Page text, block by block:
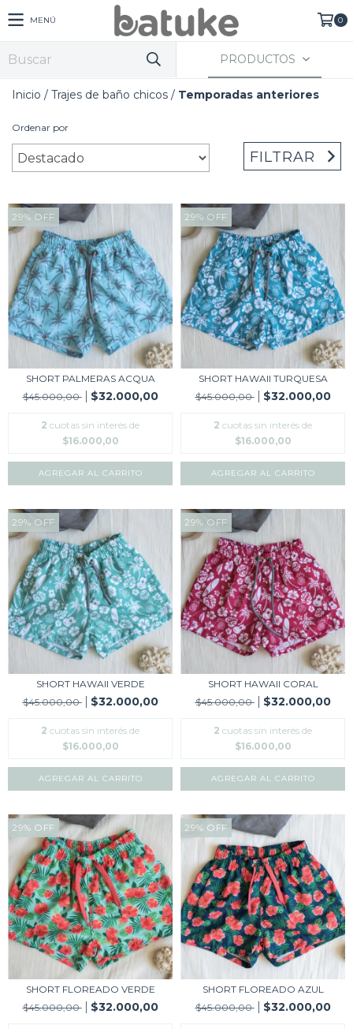
MENÚ 0
PRODUCTOS
Inicio / Trajes de baño chicos / Temporadas anteriores
Ordenar por
FILTRAR
29% OFF
SHORT PALMERAS ACQUA
$45.000,00
$32.000,00
2 cuotas sin interés de
$16.000,00
AGREGAR AL CARRITO
29% OFF
SHORT HAWAII TURQUESA
$45.000,00
$32.000,00
2 cuotas sin interés de
$16.000,00
AGREGAR AL CARRITO
29% OFF
SHORT HAWAII VERDE
$45.000,00
$32.000,00
2 cuotas sin interés de
$16.000,00
AGREGAR AL CARRITO
29% OFF
SHORT HAWAII CORAL
$45.000,00
$32.000,00
2 cuotas sin interés de
$16.000,00
AGREGAR AL CARRITO
29% OFF
SHORT FLOREADO VERDE
$45.000,00
$32.000,00
29% OFF
SHORT FLOREADO AZUL
$45.000,00
$32.000,00